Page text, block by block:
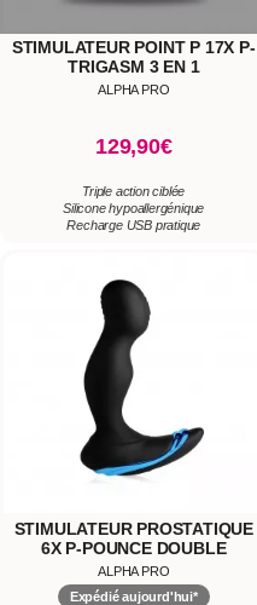
STIMULATEUR POINT P 17X P-
TRIGASM 3 EN 1
ALPHA PRO
129,90€
Triple action ciblée
Silicone hypoallergénique
Recharge USB pratique
STIMULATEUR PROSTATIQUE
6X P-POUNCE DOUBLE
TAPPING
ALPHA PRO
Expédié aujourd'hui*